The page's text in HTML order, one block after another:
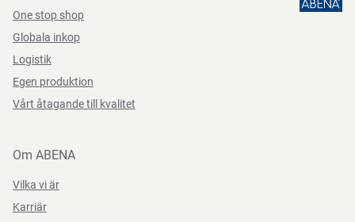
Visköst surt sanitetsrengöringsmedel med extra
kalkborttagningsförmåga. Använd dagligen i områden
med hårt vatten. Extra högt innehåll av rostskyddsmedel
säkerställer att rengöringen av armatur blir skonsam.
Kvardröjande fräsch doft.
Funktioner
Direktiv, förordningar och lagstiftning
(EC) 1272/2008, (EG) nr 648/2004
Datablad
Datasheets 622301 SV-SE
One stop shop
Globala inkop
Logistik
Egen produktion
Vårt åtagande till kvalitet
Om ABENA
Vilka vi är
Karriär